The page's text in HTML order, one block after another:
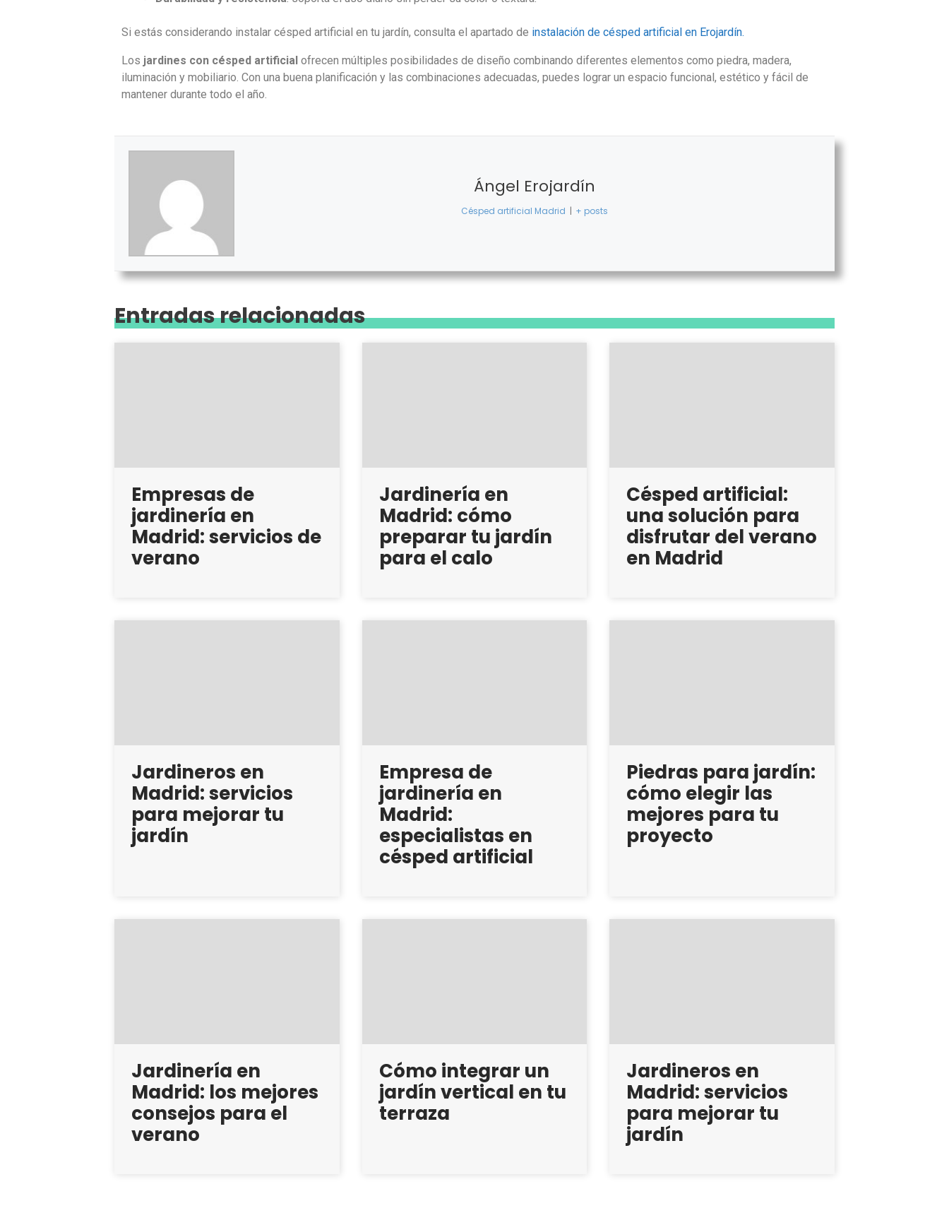
Si estás considerando instalar césped artificial en tu jardín, consulta el apartado de instalación de césped artificial en Erojardín.
Los jardines con césped artificial ofrecen múltiples posibilidades de diseño combinando diferentes elementos como piedra, madera,
iluminación y mobiliario. Con una buena planificación y las combinaciones adecuadas, puedes lograr un espacio funcional, estético y fácil de
mantener durante todo el año.
Ángel Erojardín
Césped artificial Madrid | + posts
Entradas relacionadas
Empresas de
jardinería en
Madrid: servicios de
verano
Jardinería en
Madrid: cómo
preparar tu jardín
para el calo
Césped artificial:
una solución para
disfrutar del verano
en Madrid
Jardineros en
Madrid: servicios
para mejorar tu
jardín
Empresa de
jardinería en
Madrid:
especialistas en
césped artificial
Piedras para jardín:
cómo elegir las
mejores para tu
proyecto
Jardinería en
Madrid: los mejores
consejos para el
verano
Cómo integrar un
jardín vertical en tu
terraza
Jardineros en
Madrid: servicios
para mejorar tu
jardín